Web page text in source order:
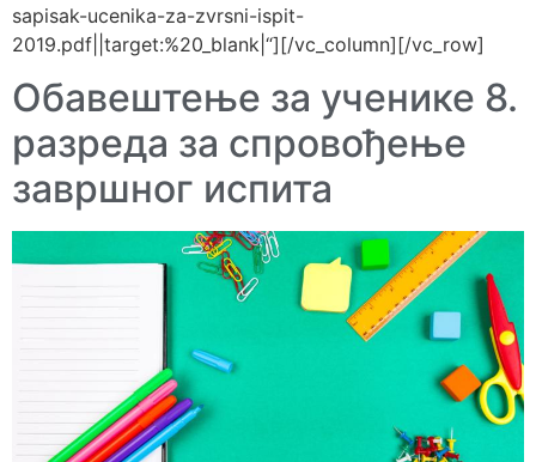
sapisak-ucenika-za-zvrsni-ispit-
2019.pdf||target:%20_blank|“][/vc_column][/vc_row]
Обавештење за ученике 8.
разреда за спровођење
завршног испита